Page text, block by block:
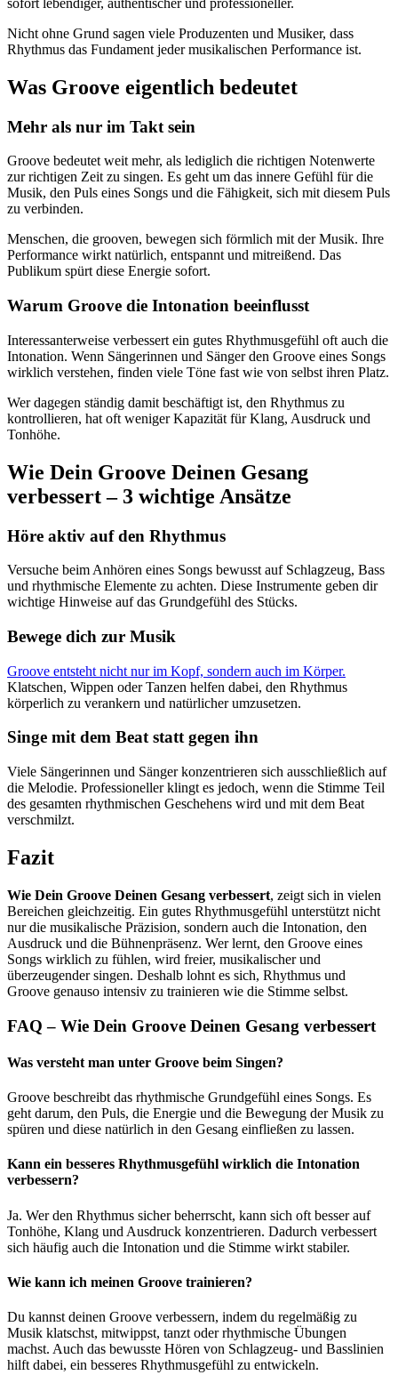
Nicht ohne Grund sagen viele Produzenten und Musiker, dass
Rhythmus das Fundament jeder musikalischen Performance ist.
Was Groove eigentlich bedeutet
Mehr als nur im Takt sein
Groove bedeutet weit mehr, als lediglich die richtigen Notenwerte
zur richtigen Zeit zu singen. Es geht um das innere Gefühl für die
Musik, den Puls eines Songs und die Fähigkeit, sich mit diesem Puls
zu verbinden.
Menschen, die grooven, bewegen sich förmlich mit der Musik. Ihre
Performance wirkt natürlich, entspannt und mitreißend. Das
Publikum spürt diese Energie sofort.
Warum Groove die Intonation beeinflusst
Interessanterweise verbessert ein gutes Rhythmusgefühl oft auch die
Intonation. Wenn Sängerinnen und Sänger den Groove eines Songs
wirklich verstehen, finden viele Töne fast wie von selbst ihren Platz.
Wer dagegen ständig damit beschäftigt ist, den Rhythmus zu
kontrollieren, hat oft weniger Kapazität für Klang, Ausdruck und
Tonhöhe.
Wie Dein Groove Deinen Gesang
verbessert – 3 wichtige Ansätze
Höre aktiv auf den Rhythmus
Versuche beim Anhören eines Songs bewusst auf Schlagzeug, Bass
und rhythmische Elemente zu achten. Diese Instrumente geben dir
wichtige Hinweise auf das Grundgefühl des Stücks.
Bewege dich zur Musik
Groove entsteht nicht nur im Kopf, sondern auch im Körper.
Klatschen, Wippen oder Tanzen helfen dabei, den Rhythmus
körperlich zu verankern und natürlicher umzusetzen.
Singe mit dem Beat statt gegen ihn
Viele Sängerinnen und Sänger konzentrieren sich ausschließlich auf
die Melodie. Professioneller klingt es jedoch, wenn die Stimme Teil
des gesamten rhythmischen Geschehens wird und mit dem Beat
verschmilzt.
Fazit
Wie Dein Groove Deinen Gesang verbessert, zeigt sich in vielen
Bereichen gleichzeitig. Ein gutes Rhythmusgefühl unterstützt nicht
nur die musikalische Präzision, sondern auch die Intonation, den
Ausdruck und die Bühnenpräsenz. Wer lernt, den Groove eines
Songs wirklich zu fühlen, wird freier, musikalischer und
überzeugender singen. Deshalb lohnt es sich, Rhythmus und
Groove genauso intensiv zu trainieren wie die Stimme selbst.
FAQ – Wie Dein Groove Deinen Gesang verbessert
Was versteht man unter Groove beim Singen?
Groove beschreibt das rhythmische Grundgefühl eines Songs. Es
geht darum, den Puls, die Energie und die Bewegung der Musik zu
spüren und diese natürlich in den Gesang einfließen zu lassen.
Kann ein besseres Rhythmusgefühl wirklich die Intonation
verbessern?
Ja. Wer den Rhythmus sicher beherrscht, kann sich oft besser auf
Tonhöhe, Klang und Ausdruck konzentrieren. Dadurch verbessert
sich häufig auch die Intonation und die Stimme wirkt stabiler.
Wie kann ich meinen Groove trainieren?
Du kannst deinen Groove verbessern, indem du regelmäßig zu
Musik klatschst, mitwippst, tanzt oder rhythmische Übungen
machst. Auch das bewusste Hören von Schlagzeug- und Basslinien
hilft dabei, ein besseres Rhythmusgefühl zu entwickeln.